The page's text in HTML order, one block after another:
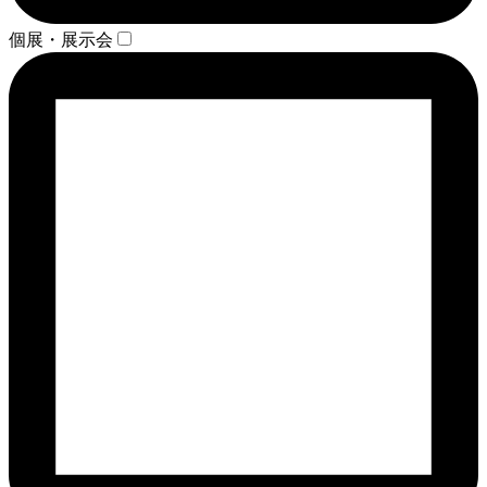
個展・展示会